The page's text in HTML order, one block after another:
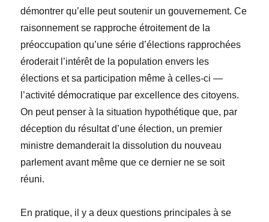
démontrer qu’elle peut soutenir un gouvernement. Ce
raisonnement se rapproche étroitement de la
préoccupation qu’une série d’élections rapprochées
éroderait l’intérêt de la population envers les
élections et sa participation même à celles-ci —
l’activité démocratique par excellence des citoyens.
On peut penser à la situation hypothétique que, par
déception du résultat d’une élection, un premier
ministre demanderait la dissolution du nouveau
parlement avant même que ce dernier ne se soit
réuni.
En pratique, il y a deux questions principales à se